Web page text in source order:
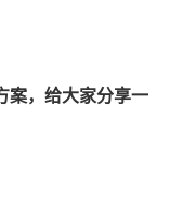
案，给大家分享一